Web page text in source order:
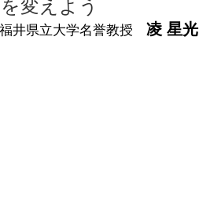
変えよう
福井県立大学名誉教授 凌 星光